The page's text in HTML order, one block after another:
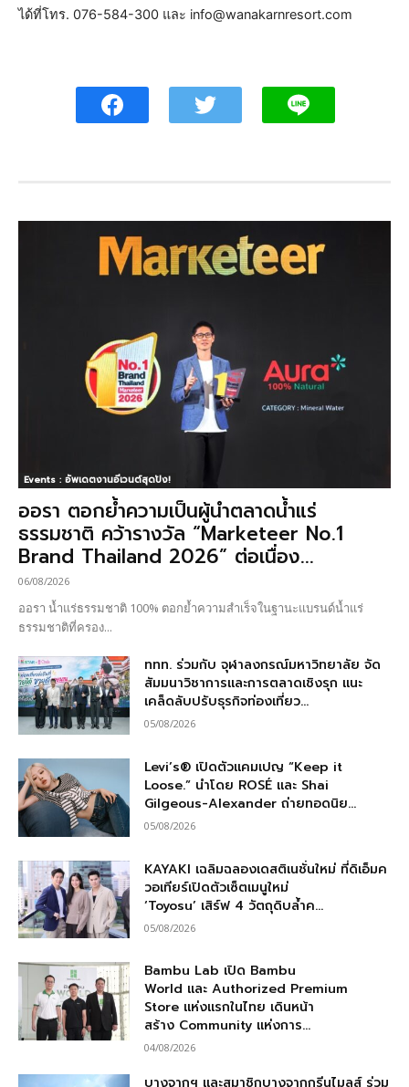
ได้ที่โทร. 076-584-300 และ info@wanakarnresort.com
Events : อัพเดตงานอีเวนต์สุดปัง!
ออรา ตอกย้ำความเป็นผู้นำตลาดน้ำแร่
ธรรมชาติ คว้ารางวัล “Marketeer No.1
Brand Thailand 2026” ต่อเนื่อง...
06/08/2026
ออรา น้ำแร่ธรรมชาติ 100% ตอกย้ำความสำเร็จในฐานะแบรนด์น้ำแร่
ธรรมชาติที่ครอง...
ททท. ร่วมกับ จุฬาลงกรณ์มหาวิทยาลัย จัด
สัมมนาวิชาการและการตลาดเชิงรุก แนะ
เคล็ดลับปรับธุรกิจท่องเที่ยว...
05/08/2026
Levi’s® เปิดตัวแคมเปญ “Keep it
Loose.” นำโดย ROSÉ และ Shai
Gilgeous-Alexander ถ่ายทอดนิย...
05/08/2026
KAYAKI เฉลิมฉลองเดสติเนชั่นใหม่ ที่ดิเอ็มค
วอเทียร์เปิดตัวเซ็ตเมนูใหม่
‘Toyosu’ เสิร์ฟ 4 วัตถุดิบล้ำค...
05/08/2026
Bambu Lab เปิด Bambu
World และ Authorized Premium
Store แห่งแรกในไทย เดินหน้า
สร้าง Community แห่งการ...
04/08/2026